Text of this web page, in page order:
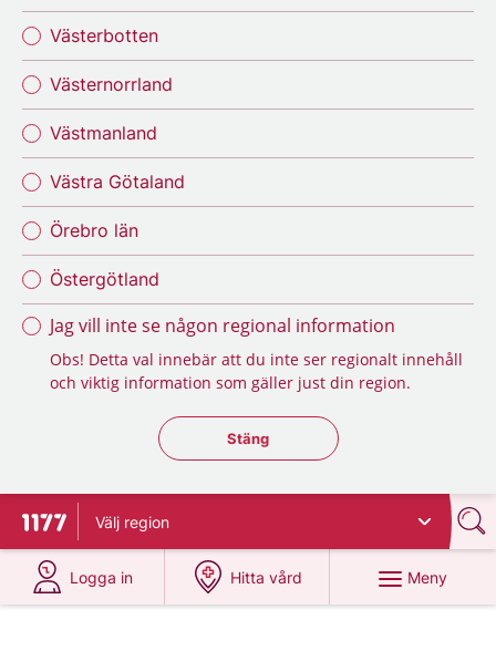
Västerbotten
Västernorrland
Västmanland
Västra Götaland
Örebro län
Östergötland
Jag vill inte se någon regional information
Obs! Detta val innebär att du inte ser regionalt innehåll
och viktig information som gäller just din region.
Stäng regionsväljaren
Stäng
Till startsidan för 1177
Välj region
Logga in
på 1177.se
Hitta vård
på 1177.se
Meny